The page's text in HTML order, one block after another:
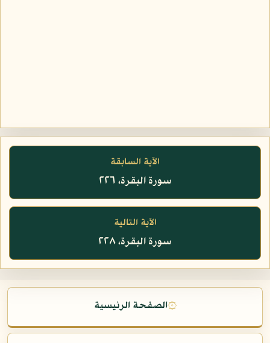
الآية السابقة
سورة البقرة، ٢٢٦
الآية التالية
سورة البقرة، ٢٢٨
۞الصفحة الرئيسية